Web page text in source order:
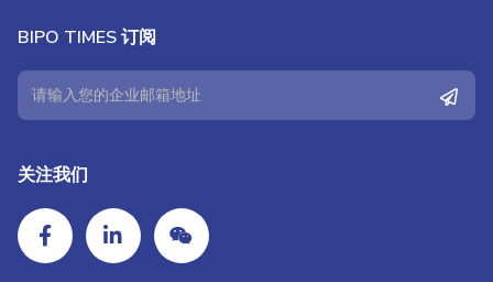
BIPO TIMES 订阅
关注我们